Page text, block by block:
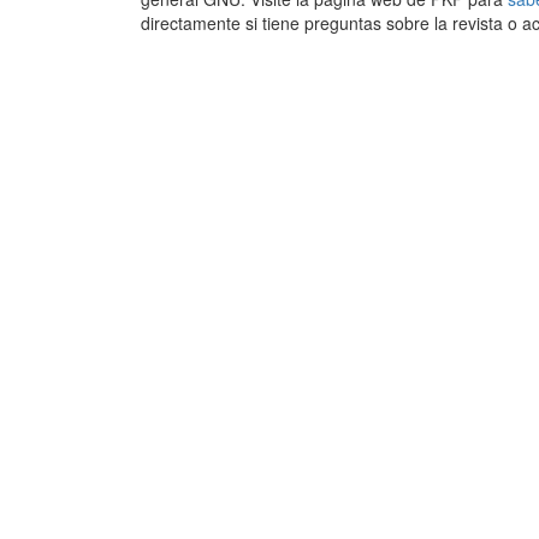
directamente si tiene preguntas sobre la revista o